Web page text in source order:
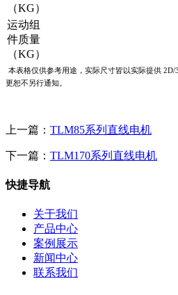
（KG）
运动组
件质量
（KG）
本表格仅供参考用途，实际尺寸皆以实际提供
更恕不另行通知。
上一篇： TLM85系列直线电机
下一篇： TLM170系列直线电机
快捷导航
关于我们
产品中心
案例展示
新闻中心
联系我们